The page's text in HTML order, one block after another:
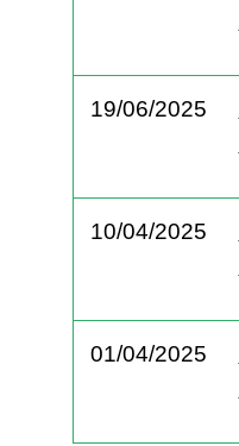
19/06/2025
10/04/2025
01/04/2025